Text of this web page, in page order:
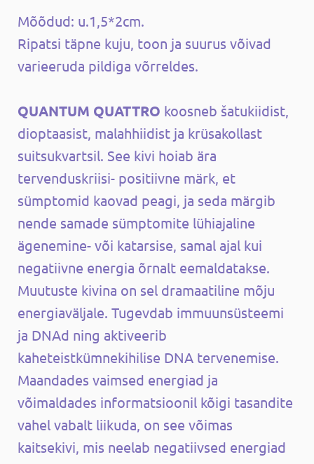
Mõõdud: u.1,5*2cm.
Ripatsi täpne kuju, toon ja suurus võivad
varieeruda pildiga võrreldes.
QUANTUM QUATTRO koosneb šatukiidist,
dioptaasist, malahhiidist ja krüsakollast
suitsukvartsil. See kivi hoiab ära
tervenduskriisi- positiivne märk, et
sümptomid kaovad peagi, ja seda märgib
nende samade sümptomite lühiajaline
ägenemine- või katarsise, samal ajal kui
negatiivne energia õrnalt eemaldatakse.
Muutuste kivina on sel dramaatiline mõju
energiaväljale. Tugevdab immuunsüsteemi
ja DNAd ning aktiveerib
kaheteistkümnekihilise DNA tervenemise.
Maandades vaimsed energiad ja
võimaldades informatsioonil kõigi tasandite
vahel vabalt liikuda, on see võimas
kaitsekivi, mis neelab negatiivsed energiad